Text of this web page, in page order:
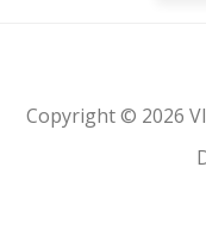
Copyright © 2026